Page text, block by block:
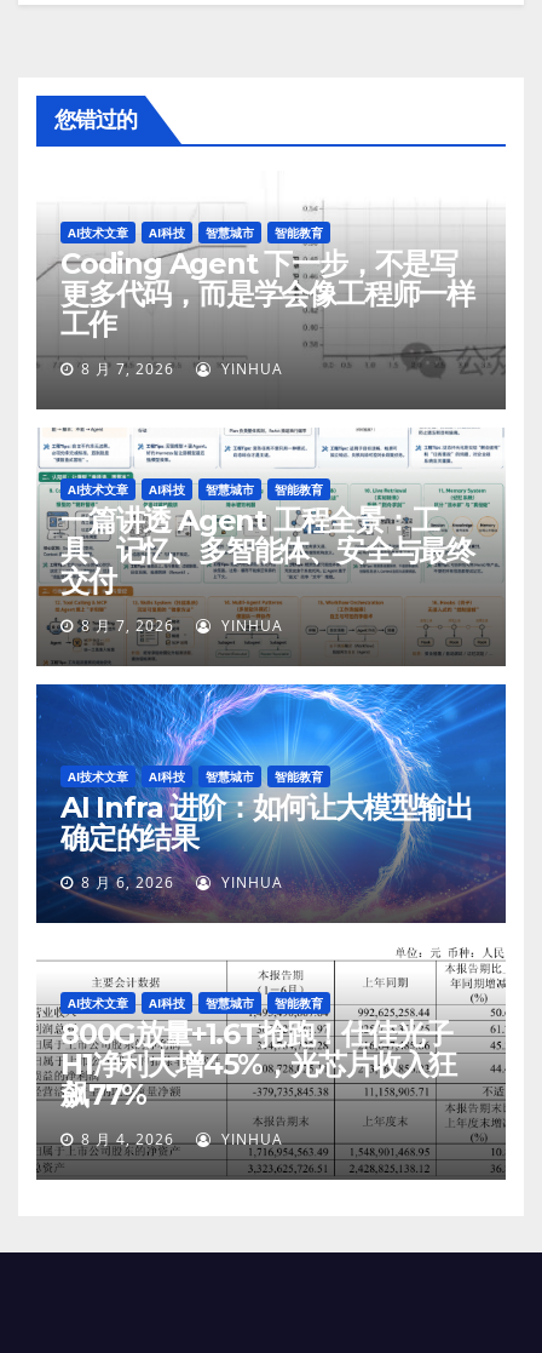
您错过的
AI技术文章 AI科技 智慧城市 智能教育
Coding Agent 下一步，不是写
更多代码，而是学会像工程师一样
工作
8 月 7, 2026 YINHUA
AI技术文章 AI科技 智慧城市 智能教育
一篇讲透 Agent 工程全景：工
具、记忆、多智能体、安全与最终
交付
8 月 7, 2026 YINHUA
AI技术文章 AI科技 智慧城市 智能教育
AI Infra 进阶：如何让大模型输出
确定的结果
8 月 6, 2026 YINHUA
AI技术文章 AI科技 智慧城市 智能教育
800G放量+1.6T抢跑！仕佳光子
H1净利大增45%，光芯片收入狂
飙77%
8 月 4, 2026 YINHUA